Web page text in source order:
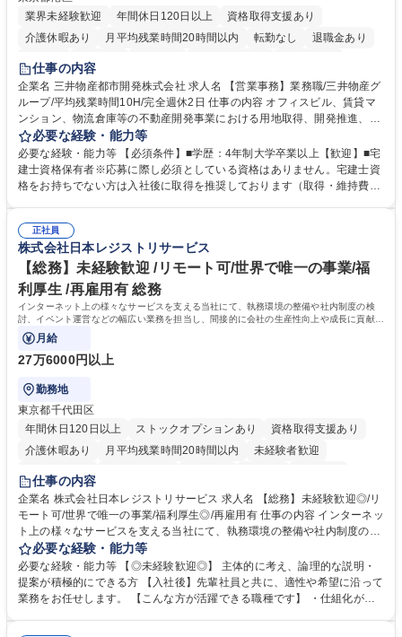
業界未経験歓迎
年間休日120日以上
資格取得支援あり
介護休暇あり
月平均残業時間20時間以内 転勤なし
退職金あり
在宅OK
賞与あり
駅近5分以内
土日祝休み 寮・社宅あり
仕事の内容
企業名 三井物産都市開発株式会社 求人名 【営業事務】業務職/三井物産グ
ループ/平均残業時間10H/完全週休2日 仕事の内容 オフィスビル、賃貸マ
ンション、物流倉庫等の不動産開発事業における用地取得、開発推進、賃
貸運営、売却、仲介・活用提案等を行う営業部門において事務業務を担当
いただきます。 【詳細】・契約書管理、契約書製本、捺印対応、ファイリ
ング、登記簿取得、調書取得・支払業務（各種費用支払、支払管理、請
求・支払データ登録、取引先マスター申請対応）・予算作成及び予実管
の他に担当頂く業務が発生する場合があります。 募集職種 【営業事務】
業務職/三井物産グループ/平均残業時間10H/完全週休2日
必要な経験・能力等
必要な経験・能力等 【必須条件】■学歴：4年制大学卒業以上【歓迎】■宅
建士資格保有者※応募に際し必須としている資格はありません。宅建士資
格をお持ちでない方は入社後に取得を推奨しております（取得・維持費用
ション力がある方。 ・チャレンジを厭わず、粘り強く業務に取り組める
方。多様な関係者と謙虚に信頼関係を構築でき、期限を意識したスケジュ
ール管理が出来る方。※将来的に他部署（営業部門、コーポレート部門）
へのジョブローテーションの可能性があります。 学歴・資格 学歴：大学
院 大学 語学力： 資格：宅地建物取引士
正社員
株式会社日本レジストリサービス
【総務】未経験歓迎 /リモート可/世界で唯一の事業/福
利厚生 /再雇用有 総務
インターネット上の様々なサービスを支える当社にて、執務環境の整備や社内制度の検
討、イベント運営などの幅広い業務を担当し、間接的に会社の生産性向上や成長に貢献し
ている部署です。
月給
27万6000円以上
勤務地
東京都千代田区
年間休日120日以上
ストックオプションあり
資格取得支援あり
介護休暇あり
月平均残業時間20時間以内
未経験者歓迎
住宅手当あり
完全週休2日制
交通費支給 駅近5分以内 土日祝休み 服装自由
仕事の内容
企業名 株式会社日本レジストリサービス 求人名 【総務】未経験歓迎◎/リ
モート可/世界で唯一の事業/福利厚生◎/再雇用有 仕事の内容 インターネッ
ト上の様々なサービスを支える当社にて、執務環境の整備や社内制度の検
討、イベント運営などの幅広い業務を担当し、間接的に会社の生産性向上
や成長に貢献している部署です。 会社の全メンバーが安心して長く成果を
発揮できる環境を整えるために、毎日のメンテナンスや維持管理に加え、
新たな施策検討を積極的に行っていただき、会社全体を巻き込み課題解決
必要な経験・能力等
必要な経験・能力等 【◎未経験歓迎◎】 主体的に考え、論理的な説明・
提案が積極的にできる方 【入社後】先輩社員と共に、適性や希望に沿って
業務をお任せします。 【こんな方が活躍できる職種です】 ・仕組化が好